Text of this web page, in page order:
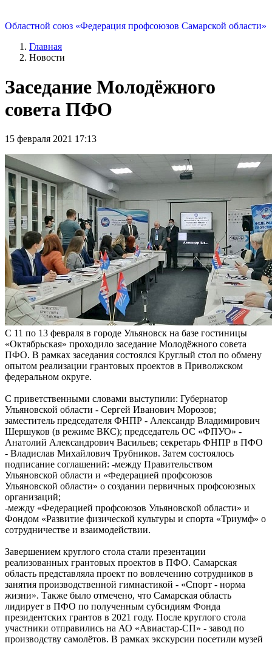
Областной союз «Федерация профсоюзов Самарской области»
Главная
Новости
Заседание Молодёжного
совета ПФО
15 февраля 2021 17:13
С 11 по 13 февраля в городе Ульяновск на базе гостиницы
«Октябрьская» проходило заседание Молодёжного совета
ПФО. В рамках заседания состоялся Круглый стол по обмену
опытом реализации грантовых проектов в Приволжском
федеральном округе.
С приветственными словами выступили: Губернатор
Ульяновской области - Сергей Иванович Морозов;
заместитель председателя ФНПР - Александр Владимирович
Шершуков (в режиме ВКС); председатель ОС «ФПУО» -
Анатолий Александрович Васильев; секретарь ФНПР в ПФО
- Владислав Михайлович Трубников. Затем состоялось
подписание соглашений: -между Правительством
Ульяновской области и «Федерацией профсоюзов
Ульяновской области» о создании первичных профсоюзных
организаций;
-между «Федерацией профсоюзов Ульяновской области» и
Фондом «Развитие физической культуры и спорта «Триумф» о
сотрудничестве и взаимодействии.
Завершением круглого стола стали презентации
реализованных грантовых проектов в ПФО. Самарская
область представляла проект по вовлечению сотрудников в
занятия производственной гимнастикой - «Спорт - норма
жизни». Также было отмечено, что Самарская область
лидирует в ПФО по полученным субсидиям Фонда
президентских грантов в 2021 году. После круглого стола
участники отправились на АО «Авиастар-СП» - завод по
производству самолётов. В рамках экскурсии посетили музей